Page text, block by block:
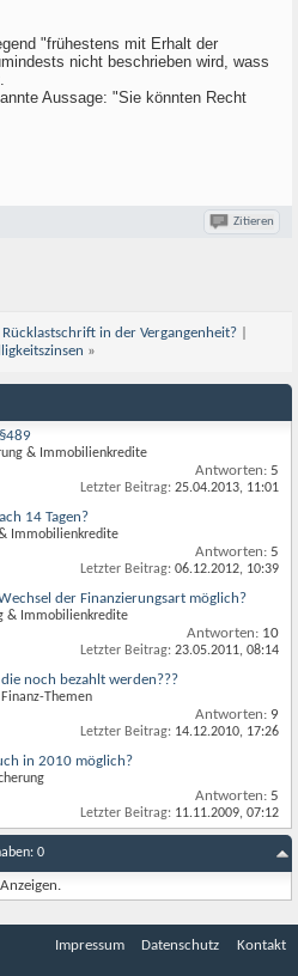
"frühestens mit Erhalt der
nicht beschrieben wird, wass
Aussage: "Sie könnten Recht
Zitieren
in der Vergangenheit?
»
& Immobilienkredite
Antworten: 5
Letzter Beitrag: 25.04.2013, 11:01
14 Tagen?
Immobilienkredite
Antworten: 5
Letzter Beitrag: 06.12.2012, 10:39
der Finanzierungsart möglich?
& Immobilienkredite
Antworten: 10
Letzter Beitrag: 23.05.2011, 08:14
noch bezahlt werden???
Themen
Antworten: 9
Letzter Beitrag: 14.12.2010, 17:26
in 2010 möglich?
Antworten: 5
Letzter Beitrag: 11.11.2009, 07:12
0
Impressum Datenschutz Kontakt